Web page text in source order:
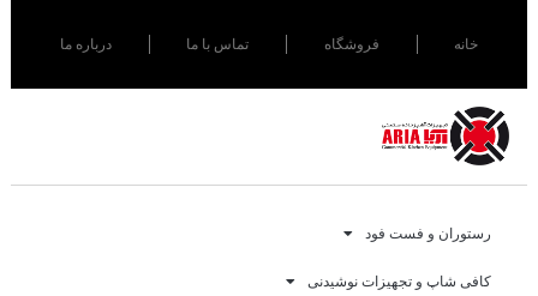
خانه فروشگاه تماس با ما درباره ما
رستوران و فست فود
کافی شاپ و تجهیزات نوشیدنی